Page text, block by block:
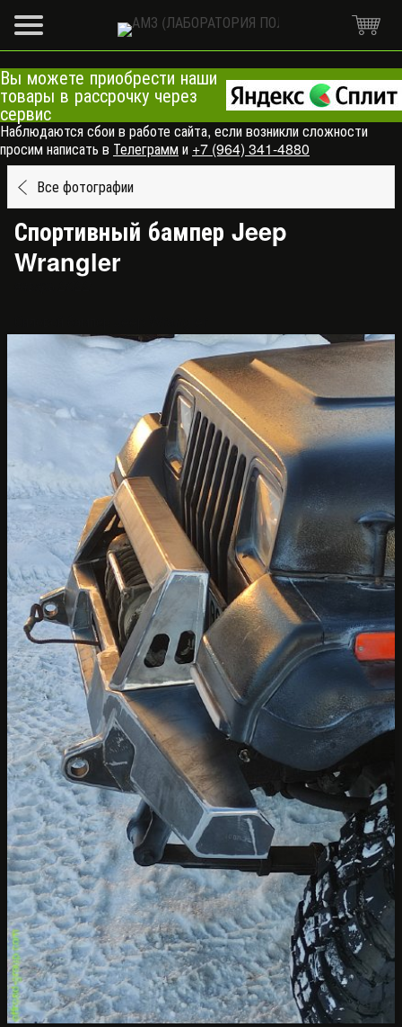
Вы можете приобрести наши
товары в рассрочку через
сервис
Наблюдаются сбои в работе сайта, если возникли сложности
просим написать в Телеграмми +7 (964) 341-4880
Все фотографии
Спортивный бампер Jeep
Wrangler